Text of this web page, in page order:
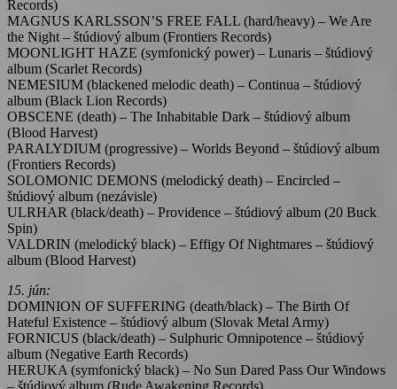
Records)
MAGNUS KARLSSON’S FREE FALL (hard/heavy) – We Are
the Night – štúdiový album (Frontiers Records)
MOONLIGHT HAZE (symfonický power) – Lunaris – štúdiový
album (Scarlet Records)
NEMESIUM (blackened melodic death) – Continua – štúdiový
album (Black Lion Records)
OBSCENE (death) – The Inhabitable Dark – štúdiový album
(Blood Harvest)
PARALYDIUM (progressive) – Worlds Beyond – štúdiový album
(Frontiers Records)
SOLOMONIC DEMONS (melodický death) – Encircled –
štúdiový album (nezávisle)
ULRHAR (black/death) – Providence – štúdiový album (20 Buck
Spin)
VALDRIN (melodický black) – Effigy Of Nightmares – štúdiový
album (Blood Harvest)
15. jún:
DOMINION OF SUFFERING (death/black) – The Birth Of
Hateful Existence – štúdiový album (Slovak Metal Army)
FORNICUS (black/death) – Sulphuric Omnipotence – štúdiový
album (Negative Earth Records)
HERUKA (symfonický black) – No Sun Dared Pass Our Windows
– štúdiový album (Rude Awakening Records)